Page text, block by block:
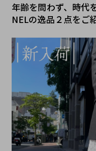
年齢を問わず、時代
NELの逸品２点をご